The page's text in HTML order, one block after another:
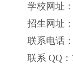
学校网址
招生网址
联系电话
联系 QQ：